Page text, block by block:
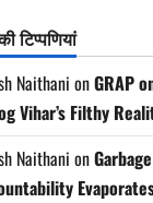
टिप्पणियां
Naithani onGRAP
Vihar’s Filthy
Naithani on